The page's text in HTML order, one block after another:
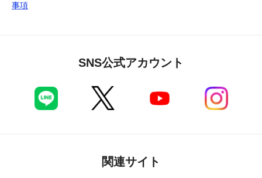
事項
SNS公式アカウント
関連サイト